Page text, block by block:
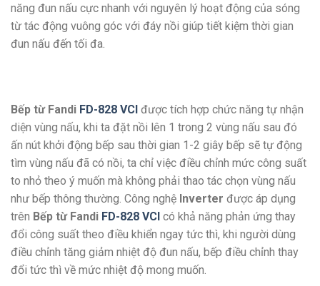
năng đun nấu cực nhanh với nguyên lý hoạt động của sóng
từ tác động vuông góc với đáy nồi giúp tiết kiệm thời gian
đun nấu đến tối đa.
Bếp từ Fandi FD-828 VCI được tích hợp chức năng tự nhận
diện vùng nấu, khi ta đặt nồi lên 1 trong 2 vùng nấu sau đó
ấn nút khởi động bếp sau thời gian 1-2 giây bếp sẽ tự động
tìm vùng nấu đã có nồi, ta chỉ việc điều chỉnh mức công suất
to nhỏ theo ý muốn mà không phải thao tác chọn vùng nấu
như bếp thông thường. Công nghệ Inverter được áp dụng
trên Bếp từ Fandi FD-828 VCI có khả năng phản ứng thay
đổi công suất theo điều khiển ngay tức thì, khi người dùng
điều chỉnh tăng giảm nhiệt độ đun nấu, bếp điều chỉnh thay
đổi tức thì về mức nhiệt độ mong muốn.